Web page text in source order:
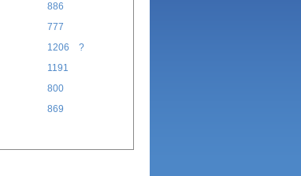
886
777
1206
?
1191
800
869